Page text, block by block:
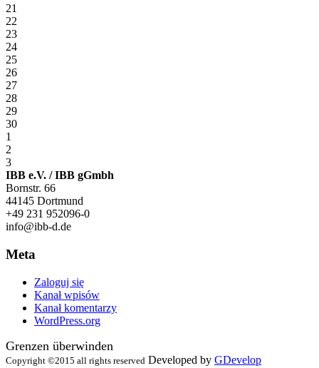
21
22
23
24
25
26
27
28
29
30
1
2
3
IBB e.V. / IBB gGmbh
Bornstr. 66
44145 Dortmund
+49 231 952096-0
info@ibb-d.de
Meta
Zaloguj się
Kanał wpisów
Kanał komentarzy
WordPress.org
Grenzen überwinden
Copyright ©2015 all rights reserved Developed by GDevelop